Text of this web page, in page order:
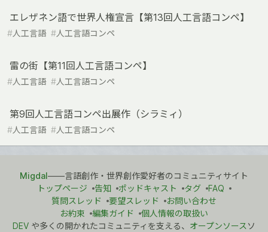
エレザネン語で世界人権宣言【第13回人工言語コンペ】
#人工言語 #人工言語コンペ
雷の街【第11回人工言語コンペ】
#人工言語 #人工言語コンペ
第9回人工言語コンペ出展作（シラミィ）
#人工言語 #人工言語コンペ
Migdal――言語創作・世界創作愛好者のコミュニティサイト
トップページ
告知 ポッドキャスト タグ
FAQ
質問スレッド
要望スレッド
お問い合わせ
お約束
編集ガイド
個人情報の取扱い
DEV や多くの開かれたコミュニティを支える、 オープンソース ソ